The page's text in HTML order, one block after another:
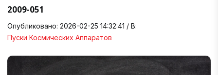
2009-051
Опубликовано: 2026-02-25 14:32:41 / В:
Пуски Космических Аппаратов